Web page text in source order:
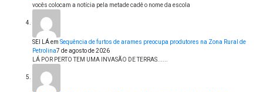
vocês colocam a notícia pela metade cadê o nome da escola
SEI LÁem Sequência de furtos de arames preocupa produtores na Zona Rural de
Petrolina7 de agosto de 2026
LÁ POR PERTO TEM UMA INVASÃO DE TERRAS......